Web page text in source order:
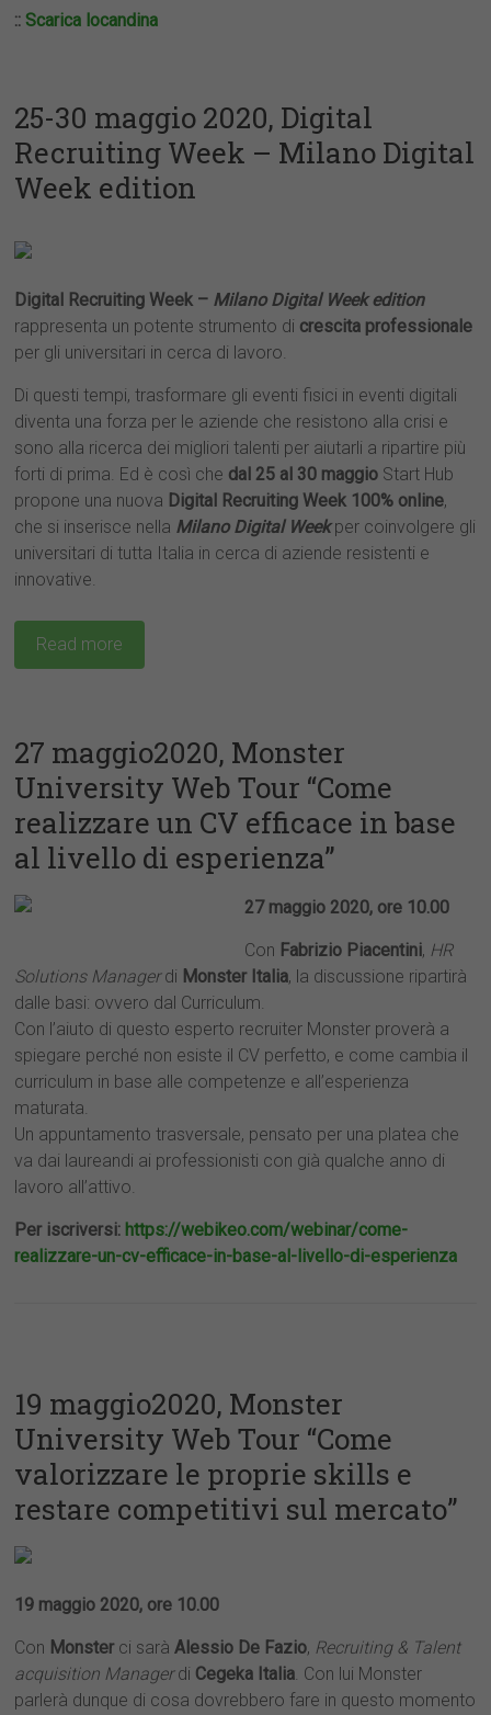
:: Scarica locandina
25-30 maggio 2020, Digital
Recruiting Week – Milano Digital
Week edition
Digital Recruiting Week – Milano Digital Week edition
rappresenta un potente strumento di crescita professionale
per gli universitari in cerca di lavoro.
Di questi tempi, trasformare gli eventi fisici in eventi digitali
diventa una forza per le aziende che resistono alla crisi e
sono alla ricerca dei migliori talenti per aiutarli a ripartire più
forti di prima. Ed è così che dal 25 al 30 maggio Start Hub
propone una nuova Digital Recruiting Week 100% online,
che si inserisce nella Milano Digital Weekper coinvolgere gli
universitari di tutta Italia in cerca di aziende resistenti e
innovative.
Read more
27 maggio2020, Monster
University Web Tour “Come
realizzare un CV efficace in base
al livello di esperienza”
27 maggio 2020, ore 10.00
Con Fabrizio Piacentini, HR
Solutions Managerdi Monster Italia, la discussione ripartirà
dalle basi: ovvero dal Curriculum.
Con l’aiuto di questo esperto recruiter Monster proverà a
spiegare perché non esiste il CV perfetto, e come cambia il
curriculum in base alle competenze e all’esperienza
maturata.
Un appuntamento trasversale, pensato per una platea che
va dai laureandi ai professionisti con già qualche anno di
lavoro all’attivo.
Per iscriversi: https://webikeo.com/webinar/come-
realizzare-un-cv-efficace-in-base-al-livello-di-esperienza
19 maggio2020, Monster
University Web Tour “Come
valorizzare le proprie skills e
restare competitivi sul mercato”
19 maggio 2020, ore 10.00
Con Monsterci saràAlessio De Fazio, Recruiting & Talent
acquisition Managerdi Cegeka Italia. Con lui Monster
parlerà dunque di cosa dovrebbero fare in questo momento